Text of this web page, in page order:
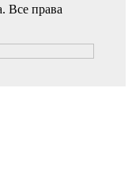
Все права